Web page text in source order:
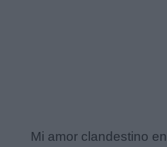
Mi amor clandestino